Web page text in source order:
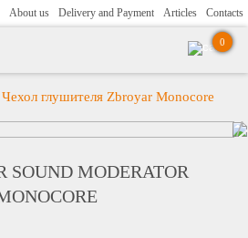
About us Delivery and Payment Articles Contacts
0
Чехол глушителя Zbroyar Monocore
SOUND MODERATOR